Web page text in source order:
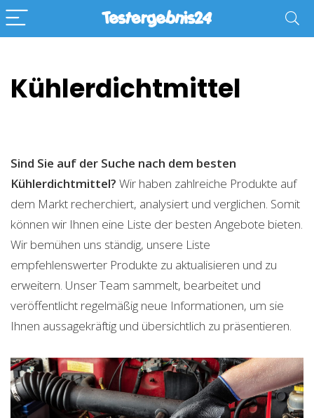
Kühlerdichtmittel
Sind Sie auf der Suche nach dem besten
Kühlerdichtmittel? Wir haben zahlreiche Produkte auf
dem Markt recherchiert, analysiert und verglichen. Somit
können wir Ihnen eine Liste der besten Angebote bieten.
Wir bemühen uns ständig, unsere Liste
empfehlenswerter Produkte zu aktualisieren und zu
erweitern. Unser Team sammelt, bearbeitet und
veröffentlicht regelmäßig neue Informationen, um sie
Ihnen aussagekräftig und übersichtlich zu präsentieren.